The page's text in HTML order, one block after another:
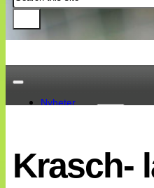
Nyheter
Landslaget
EM 2013
Internationellt
Krasch-